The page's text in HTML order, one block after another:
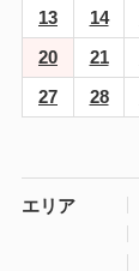
13
14
20
21
27
28
エリア